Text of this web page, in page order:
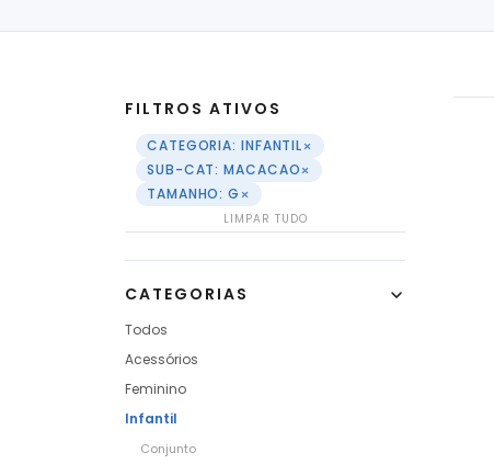
FILTROS ATIVOS
CATEGORIA: INFANTIL×
SUB-CAT: MACACAO×
TAMANHO: G×
LIMPAR TUDO
CATEGORIAS
Todos
Acessórios
Feminino
Infantil
Conjunto